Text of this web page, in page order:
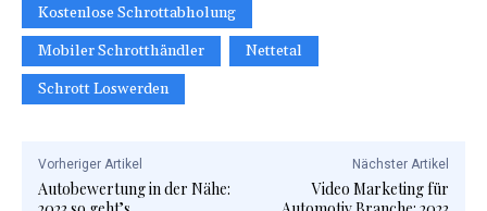
Kostenlose Schrottabholung
Mobiler Schrotthändler
Nettetal
Schrott Loswerden
Vorheriger Artikel
Autobewertung in der Nähe:
Nächster Artikel
Video Marketing für